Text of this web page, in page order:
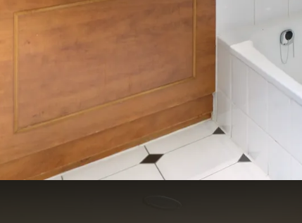
Haustiere sind in unseren
Ein Dreibettzimmer ist auf Anfrage
Verbindungszimmer sind auf Anfrage möglich,